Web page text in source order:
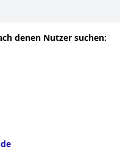
denen Nutzer suchen: